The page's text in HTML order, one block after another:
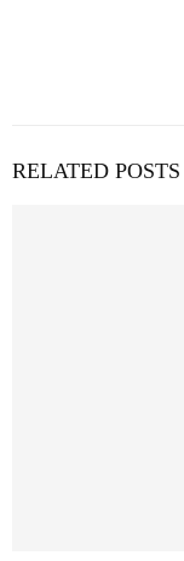
RELATED POSTS